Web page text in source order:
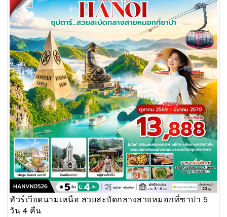
ทัวร์เวียดนามเหนือ สวยสะบัดกลางสายหมอกที่ซาปา 5
วัน 4 คืน